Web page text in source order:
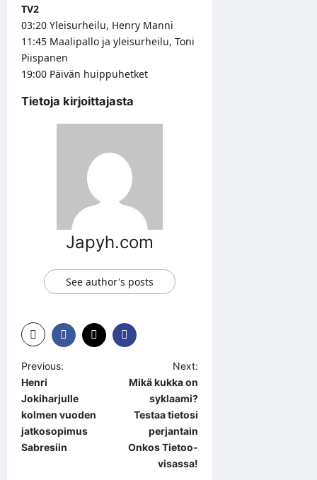
TV2
03:20 Yleisurheilu, Henry Manni
11:45 Maalipallo ja yleisurheilu, Toni
Piispanen
19:00 Päivän huippuhetket
Tietoja kirjoittajasta
Japyh.com
See author's posts
P
o
s
t
n
Previous:
Henri
Jokiharjulle
kolmen vuoden
jatkosopimus
Sabresiin
Next:
Mikä kukka on
syklaami?
Testaa tietosi
perjantain
Onkos Tietoo-
visassa!